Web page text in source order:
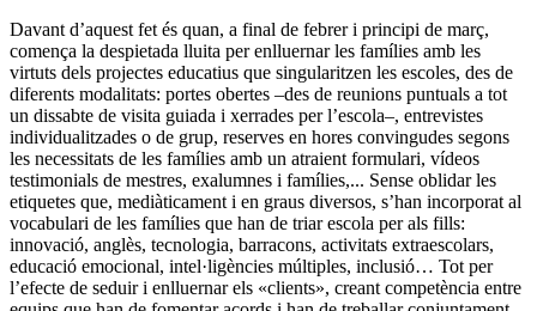
Davant d’aquest fet és quan, a final de febrer i principi de març,
comença la despietada lluita per enlluernar les famílies amb les
virtuts dels projectes educatius que singularitzen les escoles, des de
diferents modalitats: portes obertes –des de reunions puntuals a tot
un dissabte de visita guiada i xerrades per l’escola–, entrevistes
individualitzades o de grup, reserves en hores convingudes segons
les necessitats de les famílies amb un atraient formulari, vídeos
testimonials de mestres, exalumnes i famílies,... Sense oblidar les
etiquetes que, mediàticament i en graus diversos, s’han incorporat al
vocabulari de les famílies que han de triar escola per als fills:
innovació, anglès, tecnologia, barracons, activitats extraescolars,
educació emocional, intel·ligències múltiples, inclusió… Tot per
l’efecte de seduir i enlluernar els «clients», creant competència entre